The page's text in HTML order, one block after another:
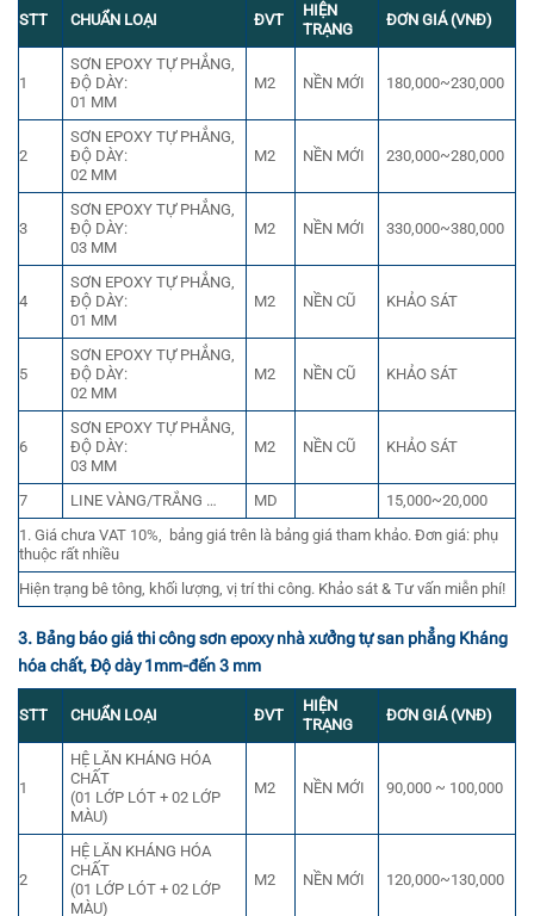
STT CHUẨN LOẠI ĐVT
HIỆN
TRẠNG
ĐƠN GIÁ (VNĐ)
1
SƠN EPOXY TỰ PHẲNG,
ĐỘ DÀY:
01 MM
M2 NỀN MỚI 180,000~230,000
2
SƠN EPOXY TỰ PHẲNG,
ĐỘ DÀY:
02 MM
M2 NỀN MỚI 230,000~280,000
3
SƠN EPOXY TỰ PHẲNG,
ĐỘ DÀY:
03 MM
M2 NỀN MỚI 330,000~380,000
4
SƠN EPOXY TỰ PHẲNG,
ĐỘ DÀY:
01 MM
M2 NỀN CŨ KHẢO SÁT
5
SƠN EPOXY TỰ PHẲNG,
ĐỘ DÀY:
02 MM
M2 NỀN CŨ KHẢO SÁT
6
SƠN EPOXY TỰ PHẲNG,
ĐỘ DÀY:
03 MM
M2 NỀN CŨ KHẢO SÁT
7 LINE VÀNG/TRẮNG … MD
15,000~20,000
1. Giá chưa VAT 10%, bảng giá trên là bảng giá tham khảo. Đơn giá: phụ
thuộc rất nhiều
Hiện trạng bê tông, khối lượng, vị trí thi công. Khảo sát & Tư vấn miễn phí!
3. Bảng báo giá thi công sơn epoxy nhà xưởng tự san phẳng Kháng
hóa chất, Độ dày 1mm-đến 3 mm
STT CHUẨN LOẠI ĐVT
HIỆN
TRẠNG
ĐƠN GIÁ (VNĐ)
1
HỆ LĂN KHÁNG HÓA
CHẤT
(01 LỚP LÓT + 02 LỚP
MÀU)
M2 NỀN MỚI 90,000 ~ 100,000
2
HỆ LĂN KHÁNG HÓA
CHẤT
(01 LỚP LÓT + 02 LỚP
MÀU)
M2 NỀN MỚI 120,000~130,000